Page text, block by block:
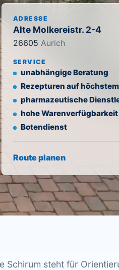
ADRESSE
Alte Molkereistr. 2-4
26605 Aurich
SERVICE
unabhängige Beratung
Rezepturen auf
pharmazeutische
hohe Warenverfügbarkeit
Botendienst
Route planen
Schirum steht für